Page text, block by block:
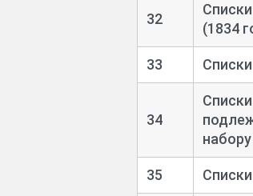
32
(1834
33
34
35